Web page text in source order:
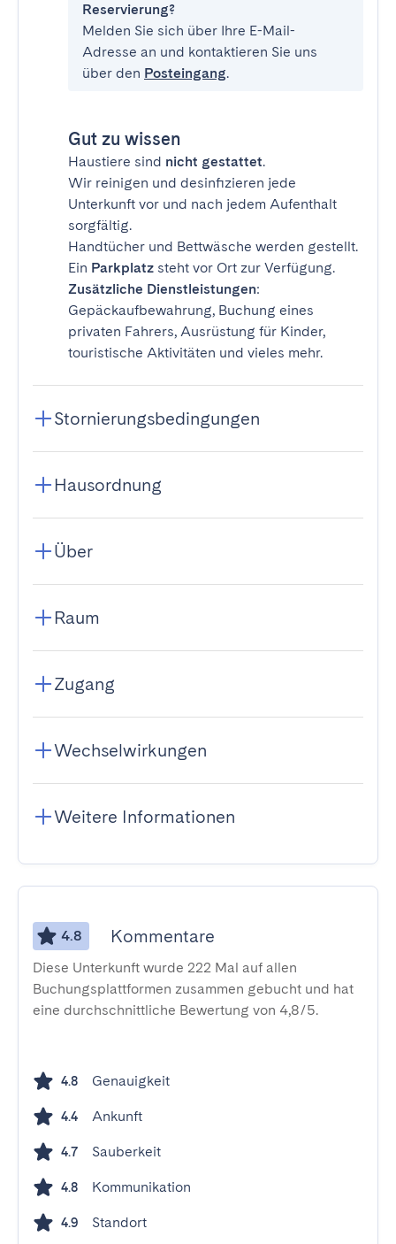
Reservierung?
Melden Sie sich über Ihre E-Mail-
Adresse an und kontaktieren Sie uns
über den Posteingang.
Gut zu wissen
Haustiere sind nicht gestattet.
Wir reinigen und desinfizieren jede
Unterkunft vor und nach jedem Aufenthalt
sorgfältig.
Handtücher und Bettwäsche werden gestellt.
Ein Parkplatz steht vor Ort zur Verfügung.
Zusätzliche Dienstleistungen:
Gepäckaufbewahrung, Buchung eines
privaten Fahrers, Ausrüstung für Kinder,
touristische Aktivitäten und vieles mehr.
Stornierungsbedingungen
Hausordnung
Über
Raum
Zugang
Wechselwirkungen
Weitere Informationen
4.8 Kommentare
Diese Unterkunft wurde 222 Mal auf allen
Buchungsplattformen zusammen gebucht und hat
eine durchschnittliche Bewertung von 4,8/5.
4.8 Genauigkeit
4.4 Ankunft
4.7 Sauberkeit
4.8 Kommunikation
4.9 Standort